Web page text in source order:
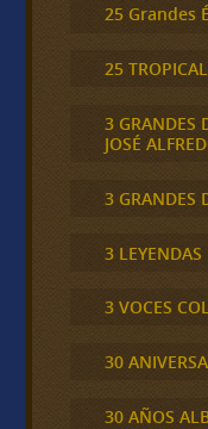
25 Grandes
25
3 GRANDES
JOSÉ
3 GRANDES
3
3 VOCES
30
30 AÑOS